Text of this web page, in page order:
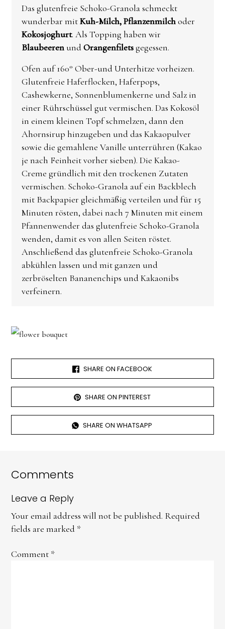
Das glutenfreie Schoko-Granola schmeckt
wunderbar mitKuh-Milch,Pflanzenmilchoder
Kokosjoghurt. Als Topping haben wir
BlaubeerenundOrangenfiletsgegessen.
Ofen auf 160° Ober-und Unterhitze vorheizen.
Glutenfreie Haferflocken, Haferpops,
Cashewkerne, Sonnenblumenkerne und Salz in
einer Rührschüssel gut vermischen. Das Kokosöl
in einem kleinen Topf schmelzen, dann den
Ahornsirup hinzugeben und das Kakaopulver
sowie die gemahlene Vanille unterrühren (Kakao
je nach Feinheit vorher sieben). Die Kakao-
Creme gründlich mit den trockenen Zutaten
vermischen. Schoko-Granola auf ein Backblech
mit Backpapier gleichmäßig verteilen und für 15
Minuten rösten, dabei nach 7 Minuten mit einem
Pfannenwender das glutenfreie Schoko-Granola
wenden, damit es von allen Seiten röstet.
Anschließend das glutenfreie Schoko-Granola
abkühlen lassen und mit ganzen und
zerbröselten Bananenchips und Kakaonibs
verfeinern.
SHARE ON FACEBOOK
SHARE ON PINTEREST
SHARE ON WHATSAPP
Comments
Leave a Reply
Your email address will not be published. Required
fields are marked *
Comment *